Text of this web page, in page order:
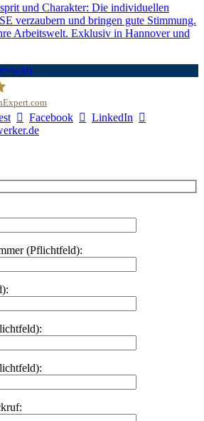
und Charakter: Die individuellen
verzaubern und bringen gute Stimmung.
Arbeitswelt. Exklusiv in Hannover und
w/d)
HEYSE GmbH & Co.KG
Facebook
LinkedIn
(Pflichtfeld):